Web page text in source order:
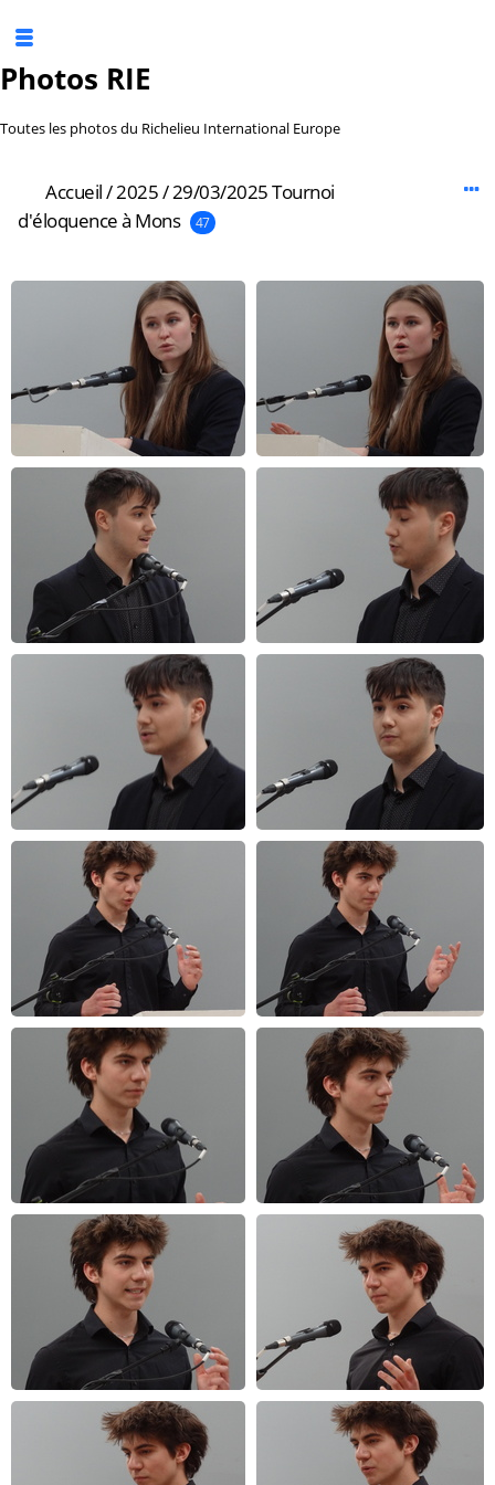
Photos RIE
Toutes les photos du Richelieu International Europe
Accueil/2025/29/03/2025 Tournoi
d'éloquence à Mons
47